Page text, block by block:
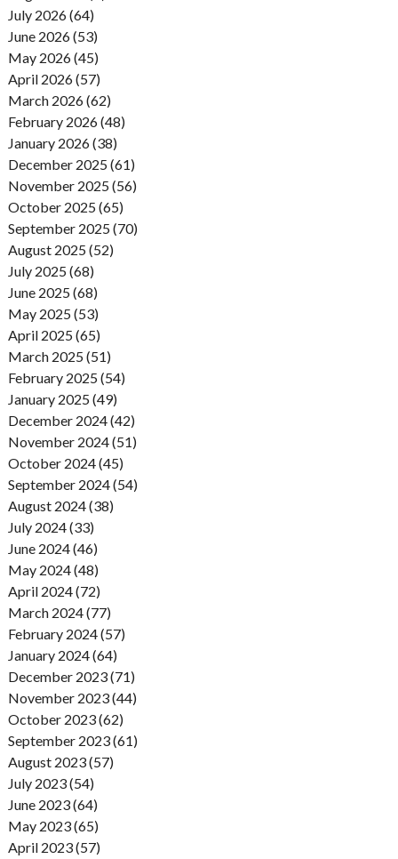
July 2026 (64)
June 2026 (53)
May 2026 (45)
April 2026 (57)
March 2026 (62)
February 2026 (48)
January 2026 (38)
December 2025 (61)
November 2025 (56)
October 2025 (65)
September 2025 (70)
August 2025 (52)
July 2025 (68)
June 2025 (68)
May 2025 (53)
April 2025 (65)
March 2025 (51)
February 2025 (54)
January 2025 (49)
December 2024 (42)
November 2024 (51)
October 2024 (45)
September 2024 (54)
August 2024 (38)
July 2024 (33)
June 2024 (46)
May 2024 (48)
April 2024 (72)
March 2024 (77)
February 2024 (57)
January 2024 (64)
December 2023 (71)
November 2023 (44)
October 2023 (62)
September 2023 (61)
August 2023 (57)
July 2023 (54)
June 2023 (64)
May 2023 (65)
April 2023 (57)